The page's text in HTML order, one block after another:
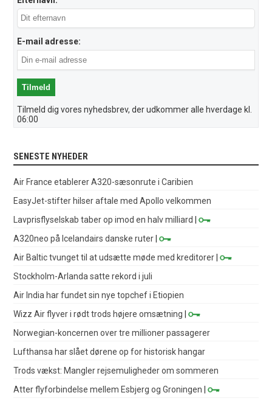
E-mail adresse:
Tilmeld dig vores nyhedsbrev, der udkommer alle hverdage kl.
06:00
SENESTE NYHEDER
Air France etablerer A320-sæsonrute i Caribien
EasyJet-stifter hilser aftale med Apollo velkommen
Lavprisflyselskab taber op imod en halv milliard
|
A320neo på Icelandairs danske ruter |
Air Baltic tvunget til at udsætte møde med kreditorer |
Stockholm-Arlanda satte rekord i juli
Air India har fundet sin nye topchef i Etiopien
Wizz Air flyver i rødt trods højere omsætning |
Norwegian-koncernen over tre millioner passagerer
Lufthansa har slået dørene op for historisk hangar
Trods vækst: Mangler rejsemuligheder om sommeren
Atter flyforbindelse mellem Esbjerg og Groningen |